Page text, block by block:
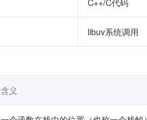
C++/C代码
libuv系统调用
含义